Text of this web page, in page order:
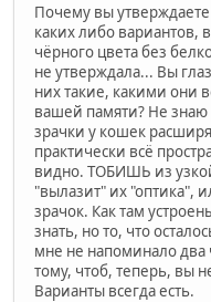
Почему вы
каких либо вариантов,
чёрного цвета без
не утверждала... Вы
них такие, какими они
вашей памяти? Не знаю
зрачки у кошек
практически всё
видно. ТОБИШЬ из
"вылазит" их "оптика",
зрачок. Как там
знать, но то, что
мне не напоминало два
тому, чтоб, теперь, вы
Варианты всегда есть.